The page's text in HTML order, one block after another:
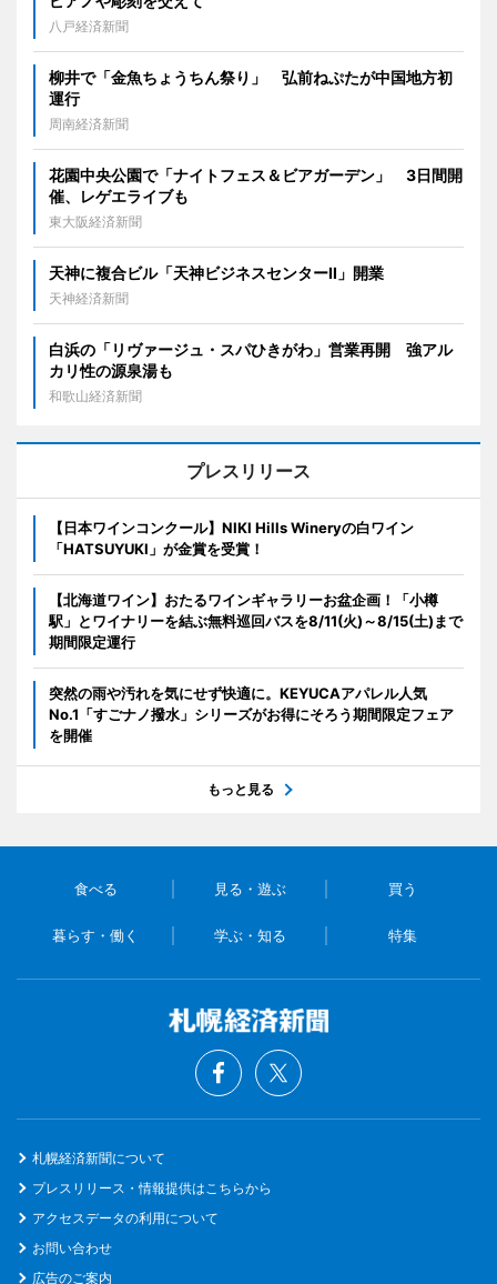
八戸経済新聞
柳井で「金魚ちょうちん祭り」 弘前ねぷたが中国地方初
運行
周南経済新聞
花園中央公園で「ナイトフェス＆ビアガーデン」 3日間開
催、レゲエライブも
東大阪経済新聞
天神に複合ビル「天神ビジネスセンターII」開業
天神経済新聞
白浜の「リヴァージュ・スパひきがわ」営業再開 強アル
カリ性の源泉湯も
和歌山経済新聞
プレスリリース
【日本ワインコンクール】NIKI Hills Wineryの白ワイン
「HATSUYUKI」が金賞を受賞！
【北海道ワイン】おたるワインギャラリーお盆企画！「小樽
駅」とワイナリーを結ぶ無料巡回バスを8/11(火)～8/15(土)まで
期間限定運行
突然の雨や汚れを気にせず快適に。KEYUCAアパレル人気
No.1「すごナノ撥水」シリーズがお得にそろう期間限定フェア
を開催
もっと見る
食べる 見る・遊ぶ 買う
暮らす・働く 学ぶ・知る 特集
札幌経済新聞について
プレスリリース・情報提供はこちらから
アクセスデータの利用について
お問い合わせ
広告のご案内